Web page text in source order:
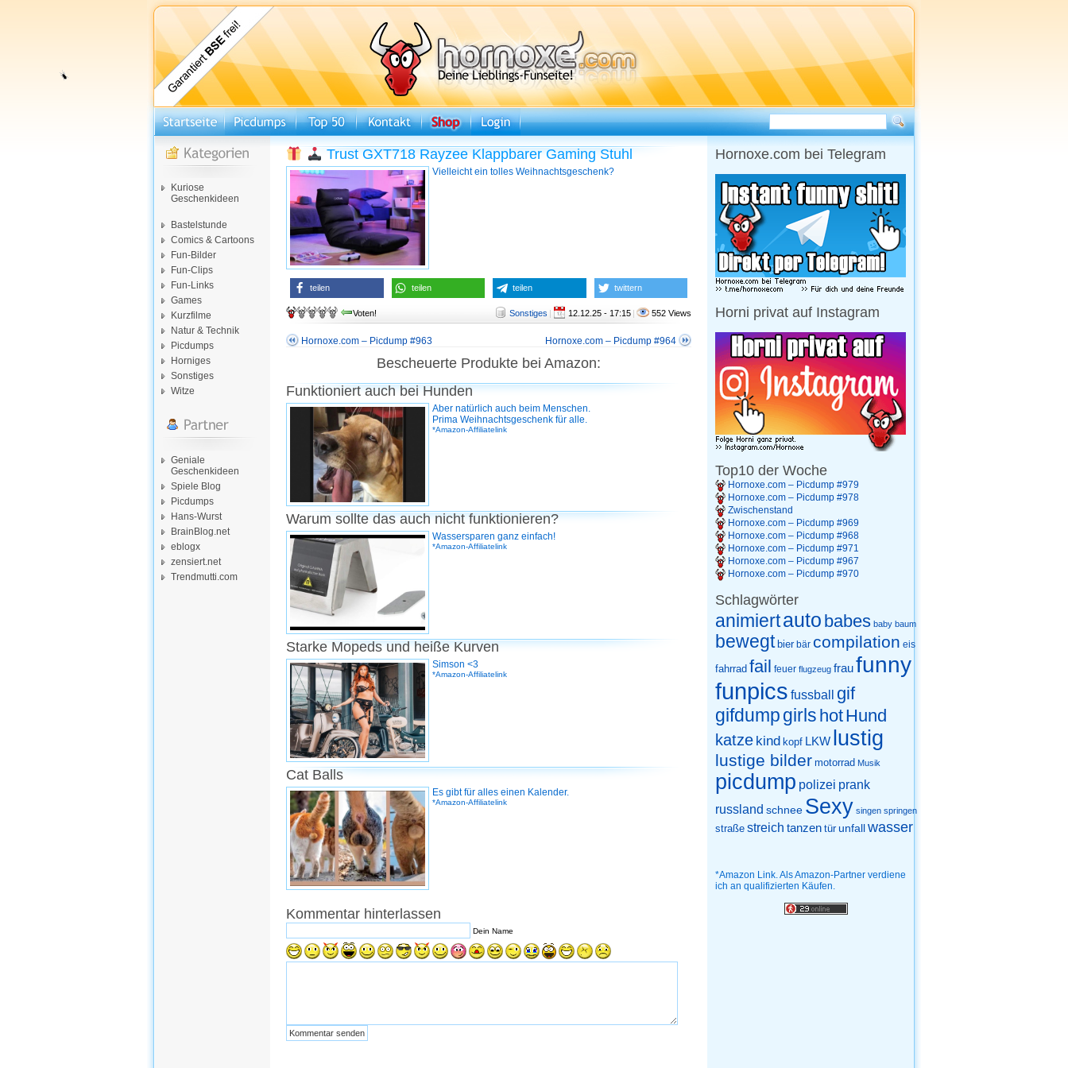
Kuriose
Geschenkideen
Bastelstunde
Comics & Cartoons
Fun-Bilder
Fun-Clips
Fun-Links
Games
Kurzfilme
Natur & Technik
Picdumps
Horniges
Sonstiges
Witze
Geniale
Geschenkideen
Spiele Blog
Picdumps
Hans-Wurst
BrainBlog.net
eblogx
zensiert.net
Trendmutti.com
Trust GXT718 Rayzee Klappbarer Gaming Stuhl
Vielleicht ein tolles Weihnachtsgeschenk?
teilen teilen teilen twittern
Voten! Sonstiges | 12.12.25 - 17:15 | 552 Views
Hornoxe.com – Picdump #963 Hornoxe.com – Picdump #964
Bescheuerte Produkte bei Amazon:
Funktioniert auch bei Hunden
Aber natürlich auch beim Menschen.
Prima Weihnachtsgeschenk für alle.
*Amazon-Affiliatelink
Warum sollte das auch nicht funktionieren?
Wassersparen ganz einfach!
*Amazon-Affiliatelink
Starke Mopeds und heiße Kurven
Simson <3
*Amazon-Affiliatelink
Cat Balls
Es gibt für alles einen Kalender.
*Amazon-Affiliatelink
Kommentar hinterlassen
Dein Name
Hornoxe.com bei Telegram
Horni privat auf Instagram
Top10 der Woche
Hornoxe.com – Picdump #979
Hornoxe.com – Picdump #978
Zwischenstand
Hornoxe.com – Picdump #969
Hornoxe.com – Picdump #968
Hornoxe.com – Picdump #971
Hornoxe.com – Picdump #967
Hornoxe.com – Picdump #970
Schlagwörter
animiertauto babes baby baum
bewegt bier bär compilation eis
fahrrad fail feuer flugzeug fraufunny
funpics fussball gif
gifdump girls hotHund
katze kind kopf LKW lustig
lustige bilder motorrad Musik
picdump polizei prank
russland schnee Sexy singen springen
straße streich tanzen tür unfallwasser
*Amazon Link. Als Amazon-Partner verdiene
ich an qualifizierten Käufen.